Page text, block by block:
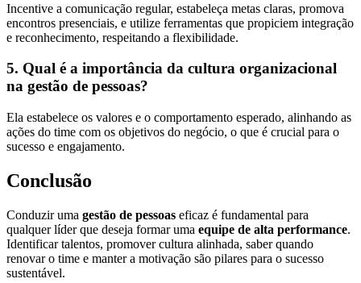
Incentive a comunicação regular, estabeleça metas claras, promova
encontros presenciais, e utilize ferramentas que propiciem integração
e reconhecimento, respeitando a flexibilidade.
5. Qual é a importância da cultura organizacional
na gestão de pessoas?
Ela estabelece os valores e o comportamento esperado, alinhando as
ações do time com os objetivos do negócio, o que é crucial para o
sucesso e engajamento.
Conclusão
Conduzir uma gestão de pessoas eficaz é fundamental para
qualquer líder que deseja formar uma equipe de alta performance.
Identificar talentos, promover cultura alinhada, saber quando
renovar o time e manter a motivação são pilares para o sucesso
sustentável.